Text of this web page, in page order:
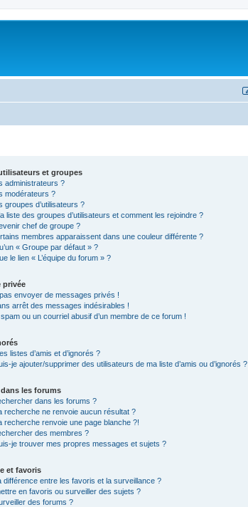
et groupes
administrateurs ?
modérateurs ?
groupes d’utilisateurs ?
liste des groupes d’utilisateurs et comment les rejoindre ?
chef de groupe ?
membres apparaissent dans une couleur différente ?
« Groupe par défaut » ?
le lien « L’équipe du forum » ?
privée
envoyer de messages privés !
arrêt des messages indésirables !
spam ou un courriel abusif d’un membre de ce forum !
listes d’amis et d’ignorés ?
je ajouter/supprimer des utilisateurs de ma liste d’amis ou d’ignorés ?
les forums
dans les forums ?
recherche ne renvoie aucun résultat ?
recherche renvoie une page blanche ?!
des membres ?
je trouver mes propres messages et sujets ?
et favoris
différence entre les favoris et la surveillance ?
en favoris ou surveiller des sujets ?
des forums ?